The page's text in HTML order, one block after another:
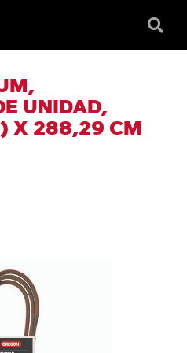
de
UNIDAD,
X 288,29 CM